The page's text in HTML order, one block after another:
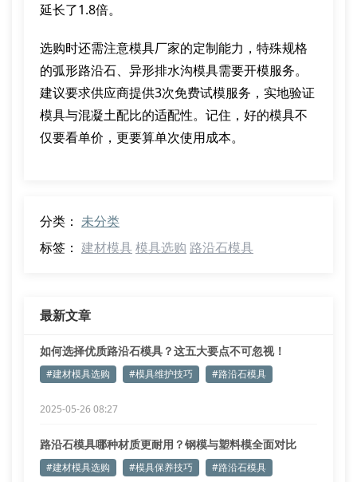
延长了1.8倍。
选购时还需注意模具厂家的定制能力，特殊规格
的弧形路沿石、异形排水沟模具需要开模服务。
建议要求供应商提供3次免费试模服务，实地验证
模具与混凝土配比的适配性。记住，好的模具不
仅要看单价，更要算单次使用成本。
分类： 未分类
标签： 建材模具模具选购 路沿石模具
最新文章
如何选择优质路沿石模具？这五大要点不可忽视！
#建材模具选购 #模具维护技巧 #路沿石模具
2025-05-26 08:27
路沿石模具哪种材质更耐用？钢模与塑料模全面对比
#建材模具选购 #模具保养技巧 #路沿石模具